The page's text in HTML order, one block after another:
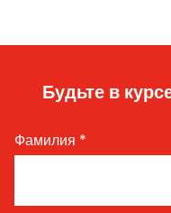
Будьте в
Фамилия *